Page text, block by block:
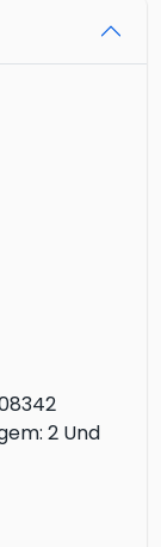
2 Und